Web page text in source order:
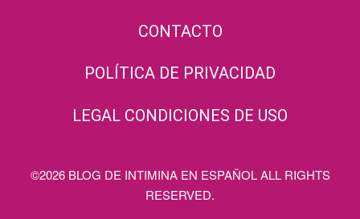
CONTACTO
POLÍTICA DE PRIVACIDAD
LEGAL CONDICIONES DE USO
©2026 BLOG DE INTIMINA EN ESPAÑOL ALL RIGHTS
RESERVED.